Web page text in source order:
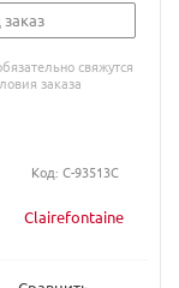
Clairefontaine
свяжутся
заказа
Код: C-93513C